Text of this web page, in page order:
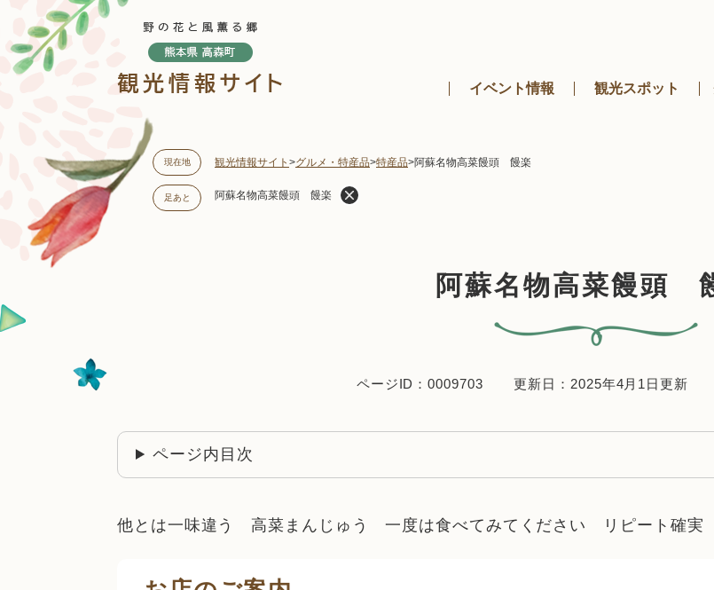
ジ
の
イベント情報 観光スポット
現在地 観光情報サイト >グルメ・特産品>特産品>阿蘇名物高菜饅頭 饅楽
足あと 阿蘇名物高菜饅頭 饅楽
阿蘇名物高菜饅頭
ページID：0009703 更新日：2025年4月1日更新
ページ内目次
他とは一味違う 高菜まんじゅう 一度は食べてみてください リピート確実